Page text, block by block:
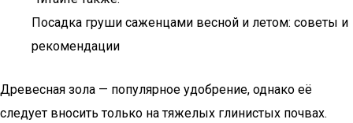
Посадка груши саженцами весной и летом: советы и
рекомендации
Древесная зола — популярное удобрение, однако её
следует вносить только на тяжелых глинистых почвах.